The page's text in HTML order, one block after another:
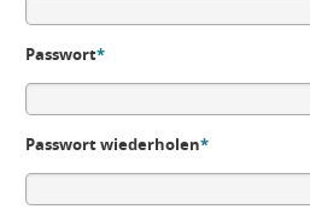
Passwort*
Passwort wiederholen*